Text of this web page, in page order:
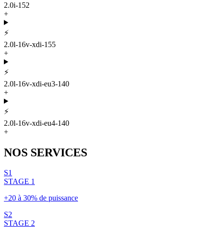
2.0i-152
+
⚡
2.0l-16v-xdi-155
+
⚡
2.0l-16v-xdi-eu3-140
+
⚡
2.0l-16v-xdi-eu4-140
+
NOS SERVICES
S1
STAGE 1
+20 à 30% de puissance
S2
STAGE 2